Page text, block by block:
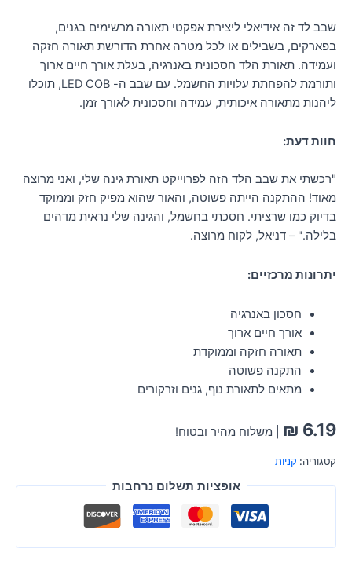
שבב לד זה אידיאלי ליצירת אפקטי תאורה מרשימים בגנים,
בפארקים, בשבילים או לכל מטרה אחרת הדורשת תאורה חזקה
ועמידה. תאורת הלד חסכונית באנרגיה, בעלת אורך חיים ארוך
ותורמת להפחתת עלויות החשמל. עם שבב ה- LED COB, תוכלו
ליהנות מתאורה איכותית, עמידה וחסכונית לאורך זמן.
חוות דעת:
"רכשתי את שבב הלד הזה לפרוייקט תאורת גינה שלי, ואני מרוצה
מאוד! ההתקנה הייתה פשוטה, והאור שהוא מפיק חזק וממוקד
בדיוק כמו שרציתי. חסכתי בחשמל, והגינה שלי נראית מדהים
בלילה." – דניאל, לקוח מרוצה.
יתרונות מרכזיים:
חסכון באנרגיה
אורך חיים ארוך
תאורה חזקה וממוקדת
התקנה פשוטה
מתאים לתאורת נוף, גנים וזרקורים
₪ 6.19 | משלוח מהיר ובטוח!
קטגוריה: קניות
אופציות תשלום נרחבות